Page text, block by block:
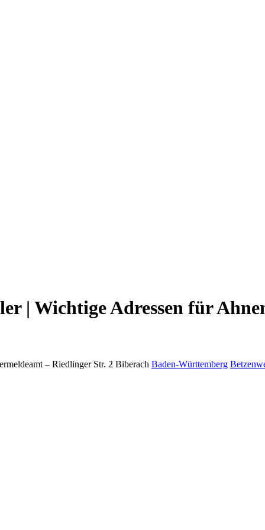
| Wichtige Adressen für
– Riedlinger Str. 2 Biberach Baden-Württemberg